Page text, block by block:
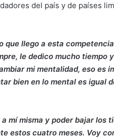
del país y de países
que llego a esta
le dedico mucho tiempo
mi mentalidad, eso es
bien en lo mental es igual
mí misma y poder bajar los
estos cuatro meses. Voy